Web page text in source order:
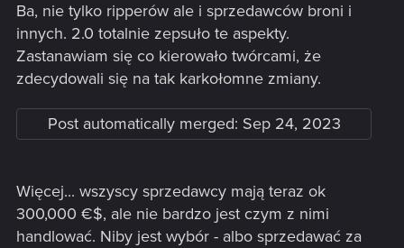
Ba, nie tylko ripperów ale i sprzedawców broni i
innych. 2.0 totalnie zepsuło te aspekty.
Zastanawiam się co kierowało twórcami, że
zdecydowali się na tak karkołomne zmiany.
Post automatically merged: Sep 24, 2023
Więcej... wszyscy sprzedawcy mają teraz ok
300,000 €$, ale nie bardzo jest czym z nimi
handlować. Niby jest wybór - albo sprzedawać za